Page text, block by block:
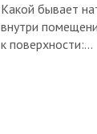
Какой бывает
внутри
к поверхности:…